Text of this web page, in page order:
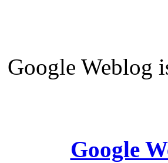
Google Weblog
Google